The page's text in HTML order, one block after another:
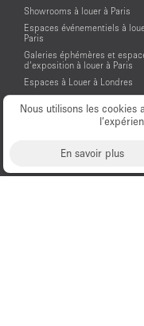
Nous utilisons les
En savoir plus
Showrooms à louer à Paris
Espaces événementiels à
Paris
Galeries éphémères et
d’exposition à louer à Paris
Espaces à Louer à Londres
Espaces à Louer à New York
Espaces à Louer à San
Espaces à Louer à Amsterdam